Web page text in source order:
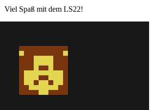
Viel Spaß mit dem LS22!